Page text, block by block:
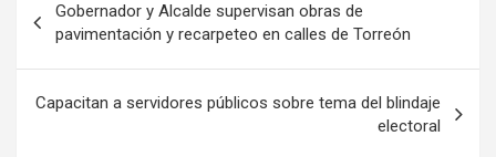
de
entradas
Gobernador y Alcalde supervisan obras de
pavimentación y recarpeteo en calles de Torreón
Capacitan a servidores públicos sobre tema del blindaje
electoral